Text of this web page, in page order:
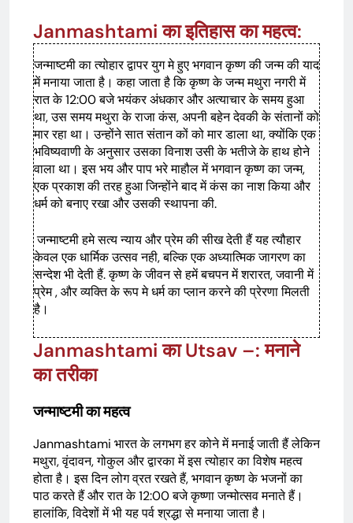
Janmashtami का इतिहास का महत्व:
जन्माष्टमी का त्योहार द्वापर युग मे हुए भगवान कृष्ण की जन्म की याद
में मनाया जाता है। कहा जाता है कि कृष्ण के जन्म मथुरा नगरी में
रात के 12:00 बजे भयंकर अंधकार और अत्याचार के समय हुआ
था, उस समय मथुरा के राजा कंस, अपनी बहेन देवकी के संतानों को
मार रहा था। उन्होंने सात संतान कों को मार डाला था, क्योंकि एक
भविष्यवाणी के अनुसार उसका विनाश उसी के भतीजे के हाथ होने
वाला था। इस भय और पाप भरे माहौल में भगवान कृष्ण का जन्म,
एक प्रकाश की तरह हुआ जिन्होंने बाद में कंस का नाश किया और
धर्म को बनाए रखा और उसकी स्थापना की.
जन्माष्टमी हमे सत्य न्याय और प्रेम की सीख देती हैं यह त्यौहार
केवल एक धार्मिक उत्सव नही, बल्कि एक अध्यात्मिक जागरण का
सन्देश भी देती हैं. कृष्ण के जीवन से हमें बचपन में शरारत, जवानी में
प्रेम , और व्यक्ति के रूप मे धर्म का प्लान करने की प्रेरणा मिलती
है।
Janmashtami का Utsav –: मनाने
का तरीका
जन्माष्टमी का महत्व
Janmashtami भारत के लगभग हर कोने में मनाई जाती हैं लेकिन
मथुरा, वृंदावन, गोकुल और द्वारका में इस त्योहार का विशेष महत्व
होता है। इस दिन लोग व्रत रखते हैं, भगवान कृष्ण के भजनों का
पाठ करते हैं और रात के 12:00 बजे कृष्णा जन्मोत्सव मनाते हैं।
हालांकि, विदेशों में भी यह पर्व श्रद्धा से मनाया जाता है।